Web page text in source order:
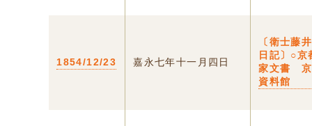
1854/12/23 嘉永七年十一月四日
〔衛士藤
日記〕○京
家文書 京
資料館